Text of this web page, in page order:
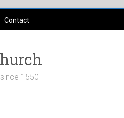
Contact
1550